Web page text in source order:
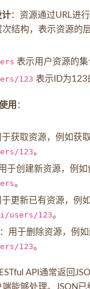
计：资源通过URL进
结构，表示资源的
表示用户资源的集
123 表示ID为123
用 ：
于获取资源，例如获
123。
于创建新资源，例如
。
于更新已有资源，例
users/123。
：用于删除资源，例如
123。
API通常返回
能够处理。JSON